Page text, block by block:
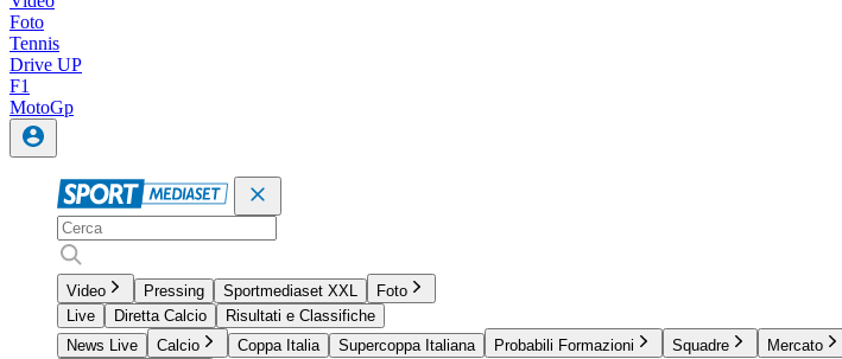
Foto
Tennis
Drive UP
F1
MotoGp
Video Pressing Sportmediaset XXL
Foto
Live
Diretta Calcio
Risultati e Classifiche
News Live
Calcio Coppa Italia Supercoppa Italiana Probabili Formazioni Squadre Mercato